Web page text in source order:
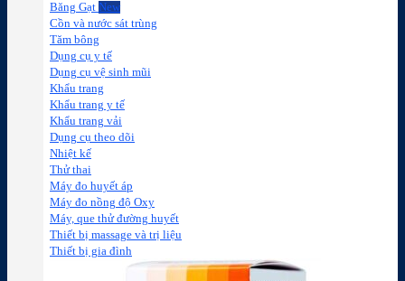
Băng Gạt
Cồn và nước sát trùng
Tăm bông
Dụng cụ y tế
Dụng cụ vệ sinh mũi
Khẩu trang
Khẩu trang y tế
Khẩu trang vải
Dụng cụ theo dõi
Nhiệt kế
Thử thai
Máy đo huyết áp
Máy đo nồng độ Oxy
Máy, que thử đường huyết
Thiết bị massage và trị liệu
Thiết bị gia đình